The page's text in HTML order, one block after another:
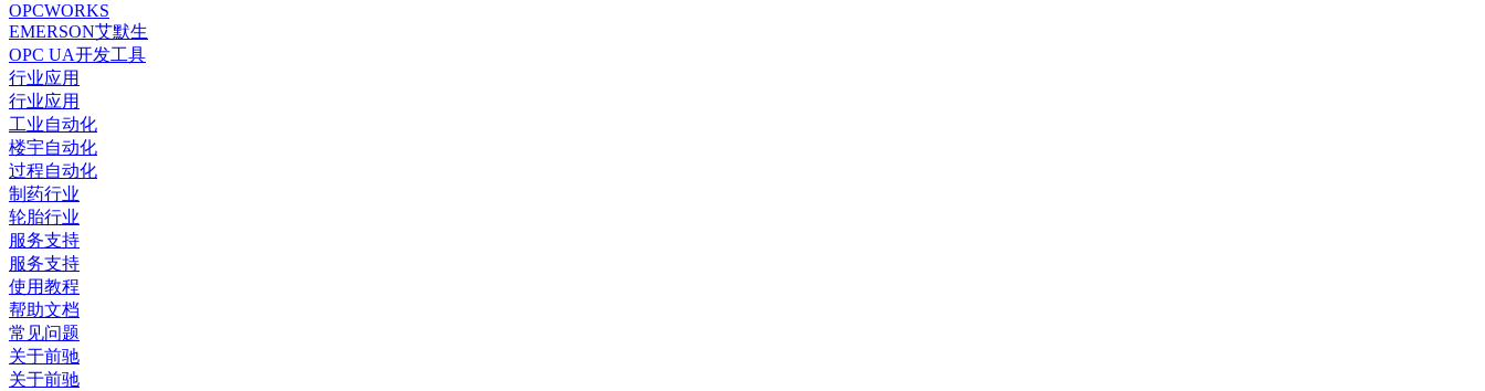
OPCWORKS
EMERSON艾默生
OPC UA开发工具
行业应用
行业应用
工业自动化
楼宇自动化
过程自动化
制药行业
轮胎行业
服务支持
服务支持
使用教程
帮助文档
常见问题
关于前驰
关于前驰